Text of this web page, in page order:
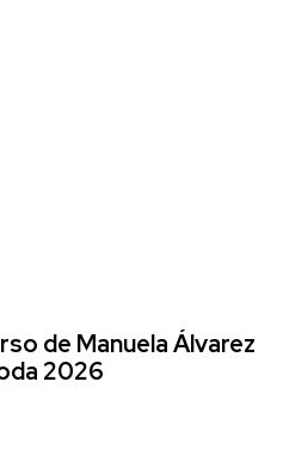
de Manuela Álvarez
2026